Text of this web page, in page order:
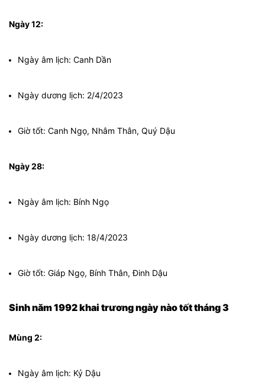
Ngày 12:
Ngày âm lịch: Canh Dần
Ngày dương lịch: 2/4/2023
Giờ tốt: Canh Ngọ, Nhâm Thân, Quý Dậu
Ngày 28:
Ngày âm lịch: Bính Ngọ
Ngày dương lịch: 18/4/2023
Giờ tốt: Giáp Ngọ, Bính Thân, Đinh Dậu
Sinh năm 1992 khai trương ngày nào tốt tháng 3
Mùng 2:
Ngày âm lịch: Kỷ Dậu